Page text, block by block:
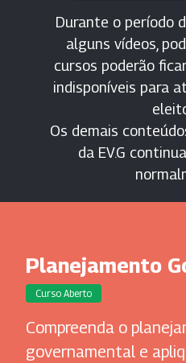
Durante o período
alguns vídeos,
cursos poderão
indisponíveis para
Os demais
da EV.G
Planejamento
Curso Aberto
Compreenda o
governamental e